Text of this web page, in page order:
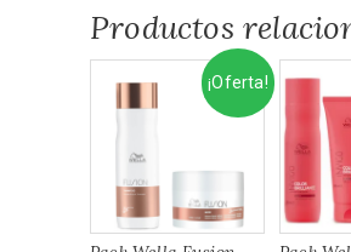
Productos
¡Oferta!